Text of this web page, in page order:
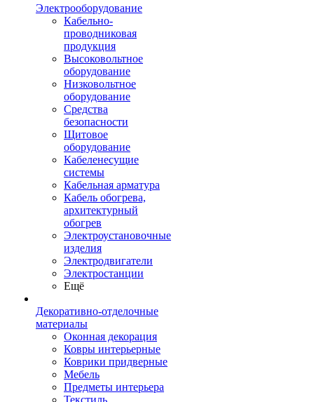
Электрооборудование
Кабельно-
проводниковая
продукция
Высоковольтное
оборудование
Низковольтное
оборудование
Средства
безопасности
Щитовое
оборудование
Кабеленесущие
системы
Кабельная арматура
Кабель обогрева,
архитектурный
обогрев
Электроустановочные
изделия
Электродвигатели
Электростанции
Ещё
Декоративно-отделочные
материалы
Оконная декорация
Ковры интерьерные
Коврики придверные
Мебель
Предметы интерьера
Текстиль